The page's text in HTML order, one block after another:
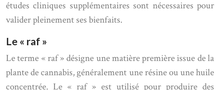
études cliniques supplémentaires sont nécessaires pour
valider pleinement ses bienfaits.
Le « raf »
Le terme « raf » désigne une matière première issue de la
plante de cannabis, généralement une résine ou une huile
concentrée. Le « raf » est utilisé pour produire des